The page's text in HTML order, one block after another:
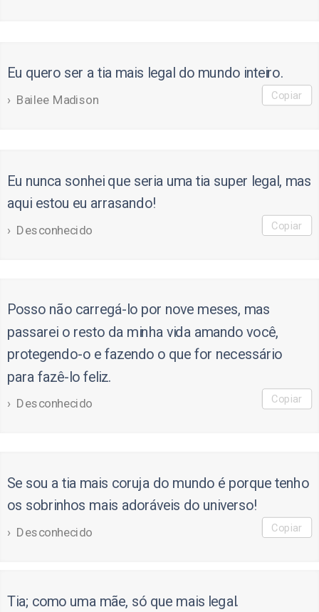
Eu quero ser a tia mais legal do mundo inteiro.
Bailee Madison Copiar
Eu nunca sonhei que seria uma tia super legal, mas
aqui estou eu arrasando!
Desconhecido Copiar
Posso não carregá-lo por nove meses, mas
passarei o resto da minha vida amando você,
protegendo-o e fazendo o que for necessário
para fazê-lo feliz.
Desconhecido Copiar
Se sou a tia mais coruja do mundo é porque tenho
os sobrinhos mais adoráveis do universo!
Desconhecido Copiar
Tia; como uma mãe, só que mais legal.